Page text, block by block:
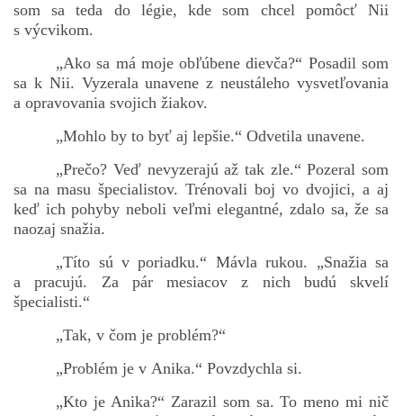
som sa teda do légie, kde som chcel pomôcť Nii
s výcvikom.
„Ako sa má moje obľúbene dievča?“ Posadil som
sa k Nii. Vyzerala unavene z neustáleho vysvetľovania
a opravovania svojich žiakov.
„Mohlo by to byť aj lepšie.“ Odvetila unavene.
„Prečo? Veď nevyzerajú až tak zle.“ Pozeral som
sa na masu špecialistov. Trénovali boj vo dvojici, a aj
keď ich pohyby neboli veľmi elegantné, zdalo sa, že sa
naozaj snažia.
„Títo sú v poriadku.“ Mávla rukou. „Snažia sa
a pracujú. Za pár mesiacov z nich budú skvelí
špecialisti.“
„Tak, v čom je problém?“
„Problém je v Anika.“ Povzdychla si.
„Kto je Anika?“ Zarazil som sa. To meno mi nič